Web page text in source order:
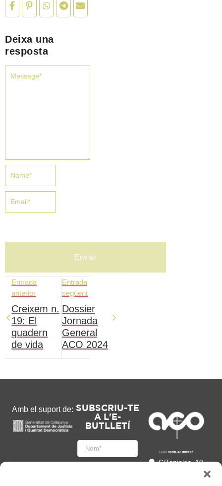
Deixa una
resposta
Entrada
anterior
Creixem n.
19: El
quadern
de vida
Entrada
següent
Dossier
Jornada
General
ACO 2024
Amb el suport de: SUBSCRIU-TE
A L'E-
BUTLLETÍ
C/Tapioles, 10